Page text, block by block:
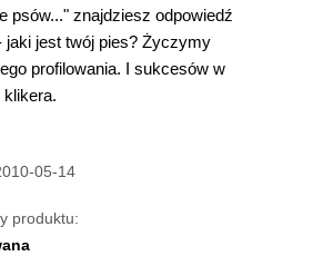
psów..." znajdziesz odpowiedź
jaki jest twój pies? Życzymy
profilowania. I sukcesów w
05-14
produktu: